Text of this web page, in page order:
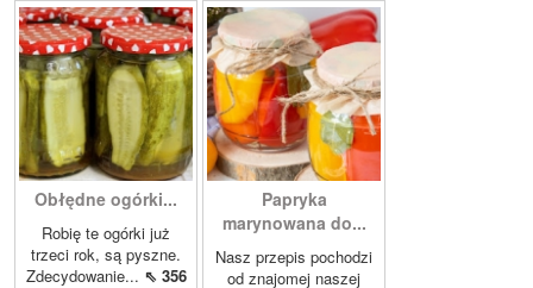
Obłędne ogórki...
Robię te ogórki już
trzeci rok, są pyszne.
Zdecydowanie... ⇖ 356
Papryka
marynowana do...
Nasz przepis pochodzi
od znajomej naszej